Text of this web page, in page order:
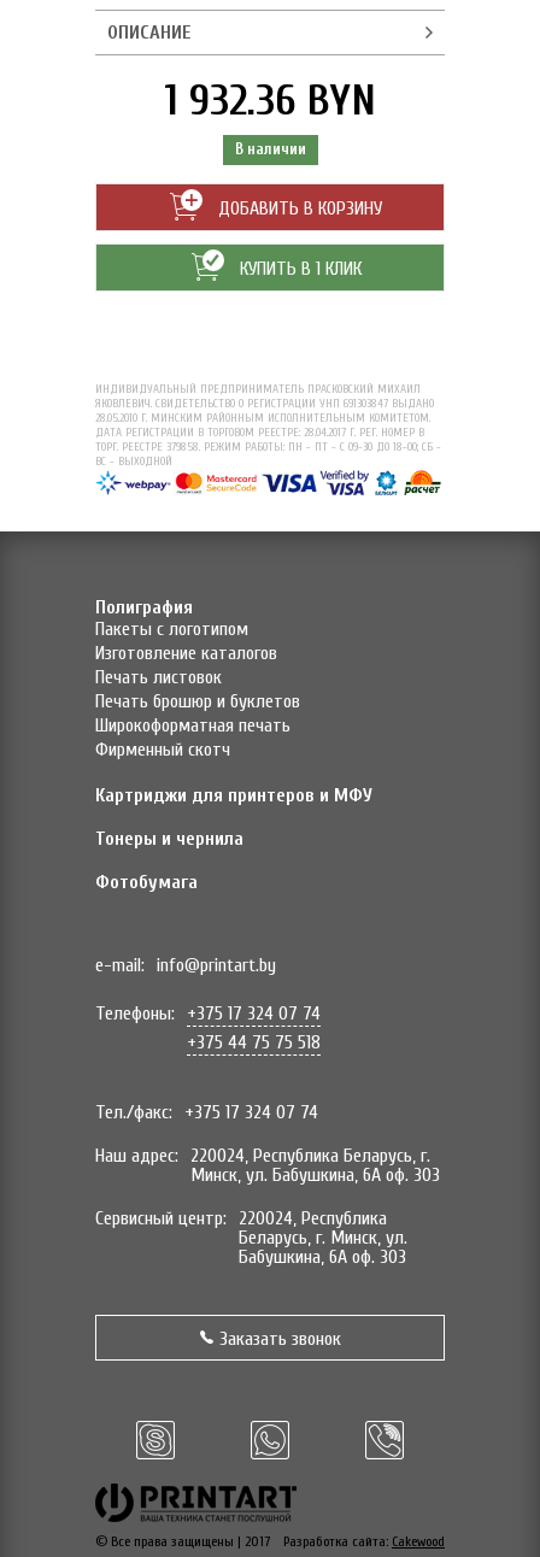
ОПИСАНИЕ
1 932.36 BYN
В наличии
ДОБАВИТЬ В КОРЗИНУ
КУПИТЬ В 1 КЛИК
ИНДИВИДУАЛЬНЫЙ ПРЕДПРИНИМАТЕЛЬ ПРАСКОВСКИЙ МИХАИЛ
ЯКОВЛЕВИЧ. СВИДЕТЕЛЬСТВО О РЕГИСТРАЦИИ УНП 691303847 ВЫДАНО
28.05.2010 Г. МИНСКИМ РАЙОННЫМ ИСПОЛНИТЕЛЬНЫМ КОМИТЕТОМ.
ДАТА РЕГИСТРАЦИИ В ТОРГОВОМ РЕЕСТРЕ: 28.04.2017 Г. РЕГ. НОМЕР В
ТОРГ. РЕЕСТРЕ 379858. РЕЖИМ РАБОТЫ: ПН - ПТ - С 09-30 ДО 18-00; СБ -
ВС - ВЫХОДНОЙ
Полиграфия
Пакеты с логотипом
Изготовление каталогов
Печать листовок
Печать брошюр и буклетов
Широкоформатная печать
Фирменный скотч
Картриджи для принтеров и МФУ
Тонеры и чернила
Фотобумага
e-mail: info@printart.by
Телефоны:
+375 17 324 07 74
+375 44 75 75 518
Тел./факс:
+375 17 324 07 74
Наш адрес:
220024, Республика Беларусь, г.
Минск, ул. Бабушкина, 6А оф. 303
Сервисный центр:
220024, Республика
Беларусь, г. Минск, ул.
Бабушкина, 6А оф. 303
Заказать звонок
© Все права защищены | 2017 Разработка сайта: Cakewood